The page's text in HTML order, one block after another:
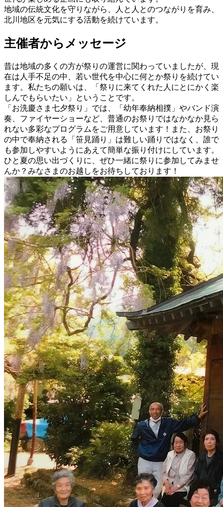
地域の伝統文化を守りながら、人と人とのつながりを育み、
北川地区を元気にする活動を続けています。
主催者からメッセージ
昔は地域の多くの方が祭りの運営に関わっていましたが、現
在は人手不足の中、若い世代を中心に何とか祭りを続けてい
ます。私たちの願いは、「祭りに来てくれた人にとにかく楽
しんでもらいたい」ということです。
「お洗慶さま七夕祭り」では、「幼年奉納相撲」やバンド演
奏、ファイヤーショーなど、普通のお祭りではなかなか見ら
れない多彩なプログラムをご用意しています！また、お祭り
の中で奉納される「笹見踊り」は難しい踊りではなく、誰で
も参加しやすいようにあえて簡単な振り付けにしています。
ひと夏の思い出づくりに、ぜひ一緒に祭りに参加してみませ
んか？みなさまのお越しをお待ちしております！